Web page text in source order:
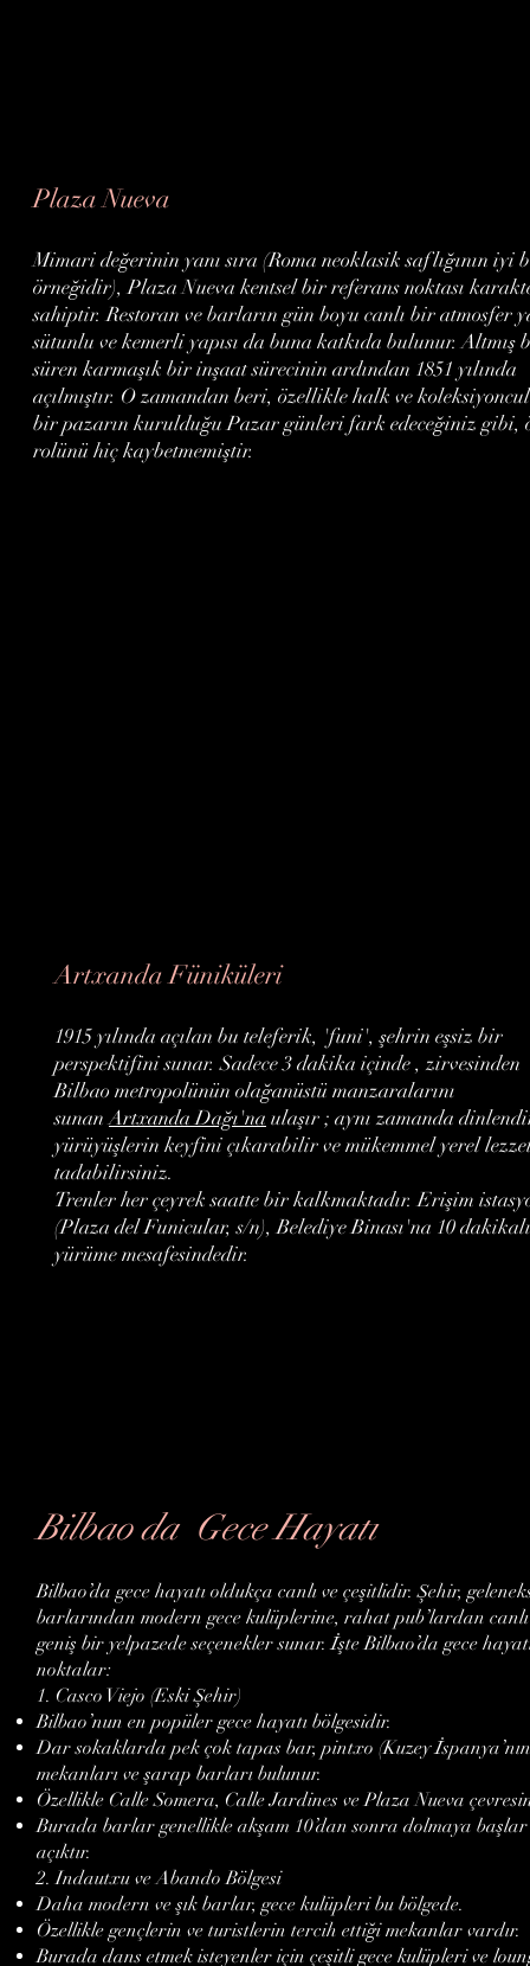
Plaza Nueva
Mimari değerinin yanı sıra (Roma neoklasik saflığının iyi
örneğidir), Plaza Nueva kentsel bir referans noktası
sahiptir. Restoran ve barların gün boyu canlı bir atmosfer
sütunlu ve kemerli yapısı da buna katkıda bulunur. Altmış
süren karmaşık bir inşaat sürecinin ardından 1851 yılında
açılmıştır. O zamandan beri, özellikle halk ve
bir pazarın kurulduğu Pazar günleri fark edeceğiniz gibi,
rolünü hiç kaybetmemiştir.
Artxanda Füniküleri
1915 yılında açılan bu teleferik, 'funi', şehrin eşsiz bir
perspektifini sunar. Sadece 3 dakika içinde , zirvesinden
Bilbao metropolünün olağanüstü manzaralarını
sunanArtxanda Dağı'na ulaşır ; aynı zamanda
yürüyüşlerin keyfini çıkarabilir ve mükemmel yerel
tadabilirsiniz.
Trenler her çeyrek saatte bir kalkmaktadır. Erişim
(Plaza del Funicular, s/n), Belediye Binası'na 10
yürüme mesafesindedir.
Bilbao da Gece Hayatı
Bilbao’da gece hayatı oldukça canlı ve çeşitlidir. Şehir,
barlarından modern gece kulüplerine, rahat pub’lardan
geniş bir yelpazede seçenekler sunar. İşte Bilbao’da gece
noktalar:
1. Casco Viejo (Eski Şehir)
Bilbao’nun en popüler gece hayatı bölgesidir.
Dar sokaklarda pek çok tapas bar, pintxo (Kuzey İspanya’nın
mekanları ve şarap barları bulunur.
Özellikle Calle Somera, Calle Jardines ve Plaza Nueva
Burada barlar genellikle akşam 10’dan sonra dolmaya
açıktır.
2. Indautxu ve Abando Bölgesi
Daha modern ve şık barlar, gece kulüpleri bu bölgede.
Özellikle gençlerin ve turistlerin tercih ettiği mekanlar vardır.
Burada dans etmek isteyenler için çeşitli gece kulüpleri ve